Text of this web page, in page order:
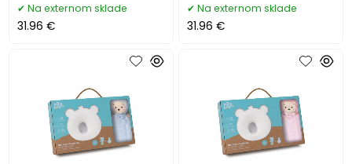
Na externom sklade
31.96 €
Na externom sklade
31.96 €